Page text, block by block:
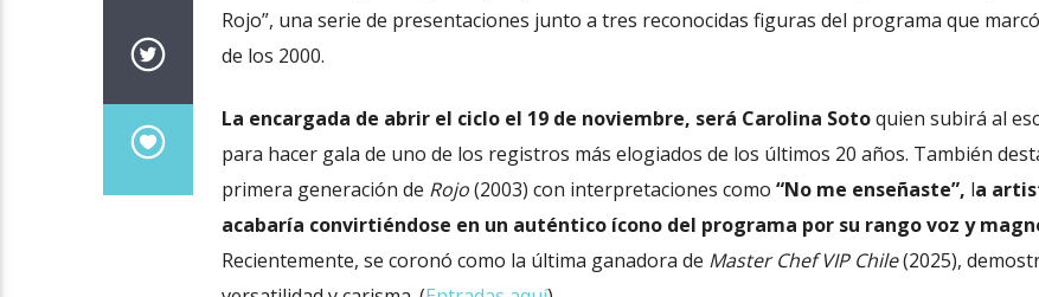
Rojo”, una serie de presentaciones junto a tres reconocidas figuras del programa que
de los 2000.
La encargada de abrir el ciclo el 19 de noviembre, será Carolina Sotoquien subirá al
para hacer gala de uno de los registros más elogiados de los últimos 20 años. También
primera generación de Rojo(2003) con interpretaciones como “No me enseñaste”, la
acabaría convirtiéndose en un auténtico ícono del programa por su rango voz y
Recientemente, se coronó como la última ganadora de Master Chef VIP Chile(2025),